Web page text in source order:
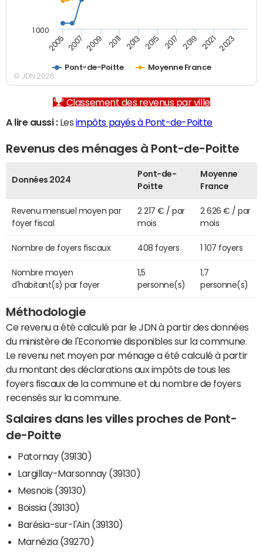
Pont-de-Poitte Moyenne France
2005 2007 2009 2011 2013 2015 2017 2019 2021 2023
1 000
© JDN 2026
Classement des revenus par ville
A lire aussi :Les impôts payés à Pont-de-Poitte
Revenus des ménages à Pont-de-Poitte
Données 2024
Pont-de-
Poitte
Moyenne
France
Revenu mensuel moyen par
foyer fiscal
2 217 € / par
mois
2 626 € / par
mois
Nombre de foyers fiscaux 408 foyers 1 107 foyers
Nombre moyen
d'habitant(s) par foyer
1,5
personne(s)
1,7
personne(s)
Méthodologie
Ce revenu a été calculé par le JDN à partir des données
du ministère de l'Economie disponibles sur la commune.
Le revenu net moyen par ménage a été calculé à partir
du montant des déclarations aux impôts de tous les
foyers fiscaux de la commune et du nombre de foyers
recensés sur la commune.
Salaires dans les villes proches de Pont-
de-Poitte
Patornay (39130)
Largillay-Marsonnay (39130)
Mesnois (39130)
Boissia (39130)
Barésia-sur-l'Ain (39130)
Marnézia (39270)